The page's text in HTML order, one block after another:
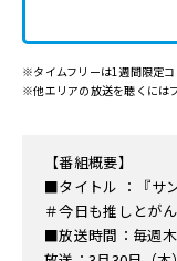
※タイムフリーは1週間限定コ
※他エリアの放送を聴くには
【番組概要】
■タイトル ：『サ
＃今日も推しとがん
■放送時間：毎週